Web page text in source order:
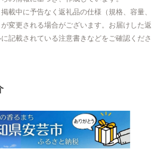
載中に予告なく返礼品の仕様（規格、容量、
変更される場合がございます。お届けした返
記載されている注意書きなどをご確認くださ